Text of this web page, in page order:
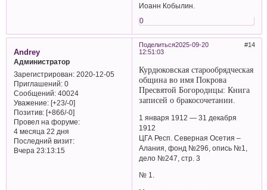
Иоанн Кобылин.
0
Поделиться 14
2025-09-20
12:51:03
Andrey
Администратор
Зарегистрирован: 2020-12-05
Приглашений:0
Сообщений:40024
Уважение: [+23/-0]
Позитив: [+866/-0]
Провел на форуме:
4 месяца 22 дня
Последний визит:
Вчера 23:13:15
Курдюковская старообрядческая
община во имя Покрова
Пресвятой Богородицы: Книга
записей о бракосочетании.
1 января 1912 — 31 декабря
1912
ЦГА Респ. Северная Осетия –
Алания, фонд №296, опись №1,
дело №247, стр. 3
№ 1.